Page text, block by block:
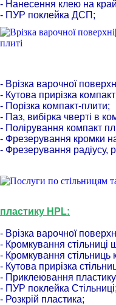
- Нанесення клею на
- ПУР поклейка ДСП;
- Врізка варочної
- Кутова прирізка
- Порізка компакт-плити;
- Паз, вибірка чверті в
- Полірування компакт
- Фрезерування кромки
- Фрезерування радіусу,
пластику HPL:
- Врізка варочної
- Кромкування
- Кромкування стільниць
- Кутова прирізка
- Приклеювання
- ПУР поклейка Стільниці;
- Розкрій пластика;